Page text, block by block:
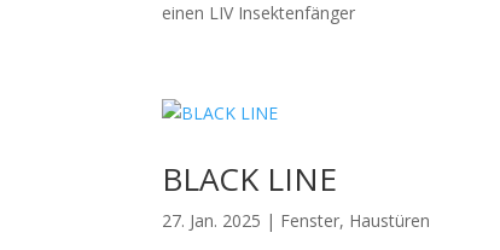
einen LIV Insektenfänger
BLACK LINE
27. Jan. 2025 | Fenster, Haustüren